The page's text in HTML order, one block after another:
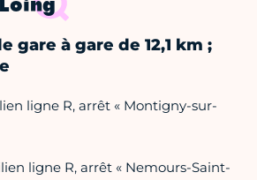
gare à gare de 12,1 km ;
ligne R, arrêt « Montigny-sur-
ligne R, arrêt « Nemours-Saint-